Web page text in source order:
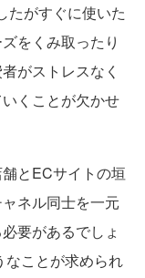
たがすぐに使いた
をくみ取ったり
がストレスなく
くことが欠かせ
とECサイトの垣
ネル同士を一元
要があるでしょ
なことが求められ